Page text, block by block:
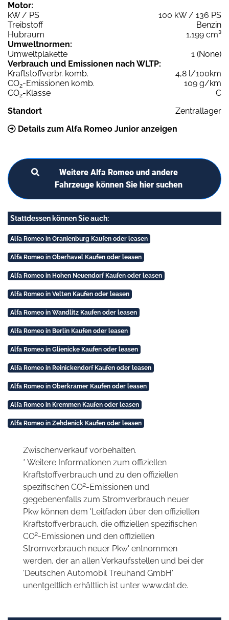
Motor:
kW / PS
100 kW / 136 PS
Treibstoff
Benzin
Hubraum
1.199 cm³
Umweltnormen:
Umweltplakette
1 (None)
Verbrauch und Emissionen nach WLTP:
Kraftstoffverbr. komb.
4,8 l/100km
CO2-Emissionen komb.
109 g/km
CO2-Klasse
C
Standort
Zentrallager
Details zum Alfa Romeo Junior anzeigen
Weitere Alfa Romeo und andere
Fahrzeuge können Sie hier suchen
Stattdessen können Sie auch:
Alfa Romeo in Oranienburg Kaufen oder leasen
Alfa Romeo in Oberhavel Kaufen oder leasen
Alfa Romeo in Hohen Neuendorf Kaufen oder leasen
Alfa Romeo in Velten Kaufen oder leasen
Alfa Romeo in Wandlitz Kaufen oder leasen
Alfa Romeo in Berlin Kaufen oder leasen
Alfa Romeo in Glienicke Kaufen oder leasen
Alfa Romeo in Reinickendorf Kaufen oder leasen
Alfa Romeo in Oberkrämer Kaufen oder leasen
Alfa Romeo in Kremmen Kaufen oder leasen
Alfa Romeo in Zehdenick Kaufen oder leasen
Zwischenverkauf vorbehalten.
* Weitere Informationen zum offiziellen
Kraftstoffverbrauch und zu den offiziellen
spezifischen CO2-Emissionen und
gegebenenfalls zum Stromverbrauch neuer
Pkw können dem 'Leitfaden über den offiziellen
Kraftstoffverbrauch, die offiziellen spezifischen
CO2-Emissionen und den offiziellen
Stromverbrauch neuer Pkw' entnommen
werden, der an allen Verkaufsstellen und bei der
'Deutschen Automobil Treuhand GmbH'
unentgeltlich erhältlich ist unter www.dat.de.